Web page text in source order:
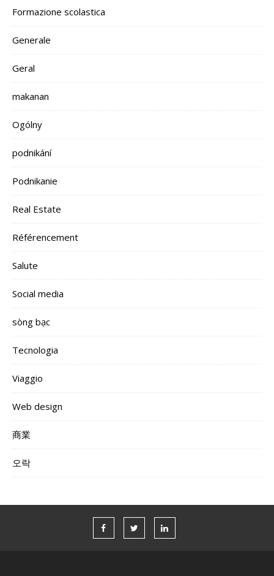
Formazione scolastica
Generale
Geral
makanan
Ogólny
podnikání
Podnikanie
Real Estate
Référencement
Salute
Social media
sòng bạc
Tecnologia
Viaggio
Web design
商業
오락